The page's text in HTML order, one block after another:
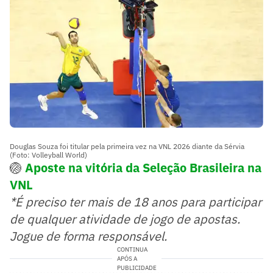
Douglas Souza foi titular pela primeira vez na VNL 2026 diante da Sérvia
(Foto: Volleyball World)
🏐 Aposte na vitória da Seleção Brasileira na
VNL
*É preciso ter mais de 18 anos para participar
de qualquer atividade de jogo de apostas.
Jogue de forma responsável.
CONTINUA
APÓS A
PUBLICIDADE